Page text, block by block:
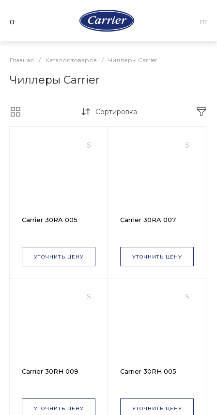
Главная / Каталог товаров / Чиллеры Carrier
Чиллеры Carrier
Сортировка
Carrier 30RA 005
УТОЧНИТЬ ЦЕНУ
Carrier 30RA 007
УТОЧНИТЬ ЦЕНУ
Carrier 30RH 009
УТОЧНИТЬ ЦЕНУ
Carrier 30RH 005
УТОЧНИТЬ ЦЕНУ